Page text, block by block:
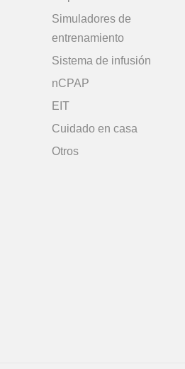
Simuladores de
entrenamiento
Sistema de infusión
nCPAP
EIT
Cuidado en casa
Otros